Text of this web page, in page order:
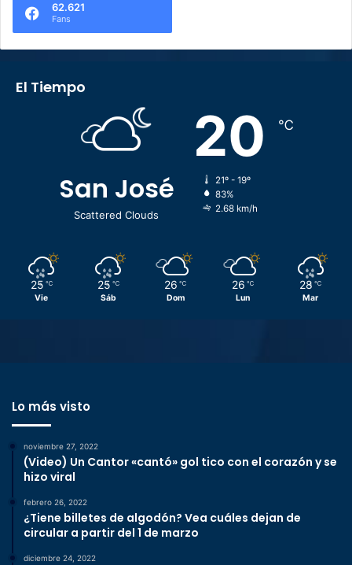
62.621
Fans
El Tiempo
San José
Scattered Clouds
20 ℃
21º - 19º
83%
2.68 km/h
25 ℃
Vie
25 ℃
Sáb
26 ℃
Dom
26 ℃
Lun
28 ℃
Mar
Lo más visto
noviembre 27, 2022
(Video) Un Cantor «cantó» gol tico con el corazón y se
hizo viral
febrero 26, 2022
¿Tiene billetes de algodón? Vea cuáles dejan de
circular a partir del 1 de marzo
diciembre 24, 2022